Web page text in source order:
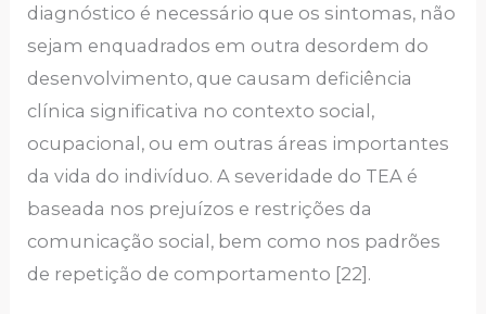
diagnóstico é necessário que os sintomas, não
sejam enquadrados em outra desordem do
desenvolvimento, que causam deficiência
clínica significativa no contexto social,
ocupacional, ou em outras áreas importantes
da vida do indivíduo. A severidade do TEA é
baseada nos prejuízos e restrições da
comunicação social, bem como nos padrões
de repetição de comportamento [22].